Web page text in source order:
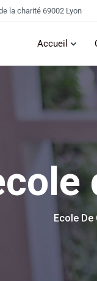
la charité 69002 Lyon
Accueil
Ecole De